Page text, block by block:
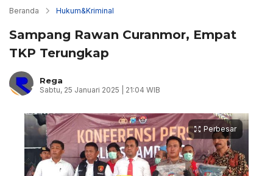
Beranda Hukum&Kriminal
Sampang Rawan Curanmor, Empat
TKP Terungkap
Rega
Sabtu, 25 Januari 2025 | 21:04 WIB
Perbesar